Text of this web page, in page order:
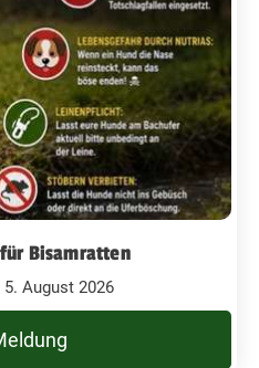
Bisamratten
August 2026